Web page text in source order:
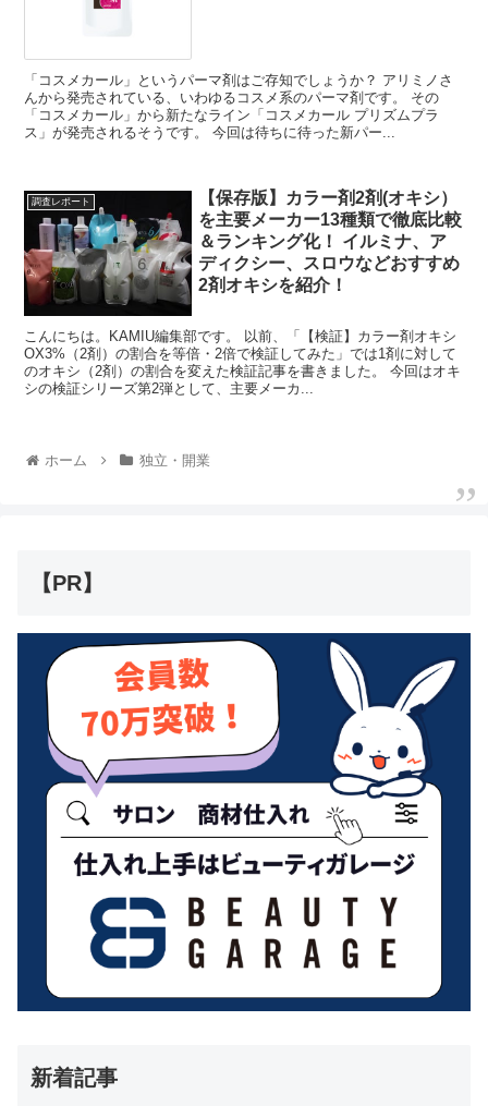
「コスメカール」というパーマ剤はご存知でしょうか？ アリミノさ
んから発売されている、いわゆるコスメ系のパーマ剤です。 その
「コスメカール」から新たなライン「コスメカール プリズムプラ
ス」が発売されるそうです。 今回は待ちに待った新パー...
調査レポート
【保存版】カラー剤2剤(オキシ）
を主要メーカー13種類で徹底比較
＆ランキング化！ イルミナ、ア
ディクシー、スロウなどおすすめ
2剤オキシを紹介！
こんにちは。KAMIU編集部です。 以前、「【検証】カラー剤オキシ
OX3%（2剤）の割合を等倍・2倍で検証してみた」では1剤に対して
のオキシ（2剤）の割合を変えた検証記事を書きました。 今回はオキ
シの検証シリーズ第2弾として、主要メーカ...
ホーム 独立・開業
【PR】
新着記事